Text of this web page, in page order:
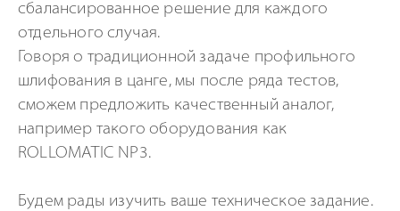
сбалансированное решение для каждого
отдельного случая.
Говоря о традиционной задаче профильного
шлифования в цанге, мы после ряда тестов,
сможем предложить качественный аналог,
например такого оборудования как
ROLLOMATIC NP3.
Будем рады изучить ваше техническое задание.